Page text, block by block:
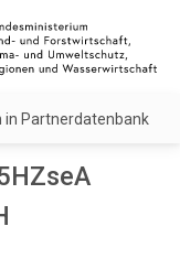
in Partnerdatenbank